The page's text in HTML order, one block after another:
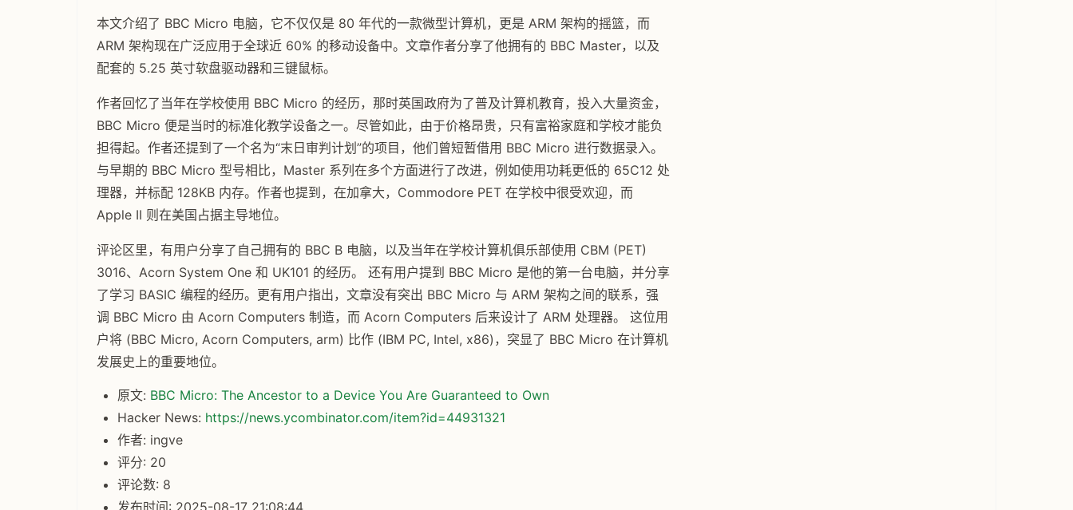
本文介绍了 BBC Micro 电脑，它不仅仅是 80 年代的一款微型计算机，更是 ARM 架构的摇篮，而
ARM 架构现在广泛应用于全球近 60% 的移动设备中。文章作者分享了他拥有的 BBC Master，以及
配套的 5.25 英寸软盘驱动器和三键鼠标。
作者回忆了当年在学校使用 BBC Micro 的经历，那时英国政府为了普及计算机教育，投入大量资金，
BBC Micro 便是当时的标准化教学设备之一。尽管如此，由于价格昂贵，只有富裕家庭和学校才能负
担得起。作者还提到了一个名为“末日审判计划”的项目，他们曾短暂借用 BBC Micro 进行数据录入。
与早期的 BBC Micro 型号相比，Master 系列在多个方面进行了改进，例如使用功耗更低的 65C12 处
理器，并标配 128KB 内存。作者也提到，在加拿大，Commodore PET 在学校中很受欢迎，而
Apple II 则在美国占据主导地位。
评论区里，有用户分享了自己拥有的 BBC B 电脑，以及当年在学校计算机俱乐部使用 CBM (PET)
3016、Acorn System One 和 UK101 的经历。 还有用户提到 BBC Micro 是他的第一台电脑，并分享
了学习 BASIC 编程的经历。更有用户指出，文章没有突出 BBC Micro 与 ARM 架构之间的联系，强
调 BBC Micro 由 Acorn Computers 制造，而 Acorn Computers 后来设计了 ARM 处理器。 这位用
户将 (BBC Micro, Acorn Computers, arm) 比作 (IBM PC, Intel, x86)，突显了 BBC Micro 在计算机
发展史上的重要地位。
原文: BBC Micro: The Ancestor to a Device You Are Guaranteed to Own
Hacker News: https://news.ycombinator.com/item?id=44931321
作者: ingve
评分: 20
评论数: 8